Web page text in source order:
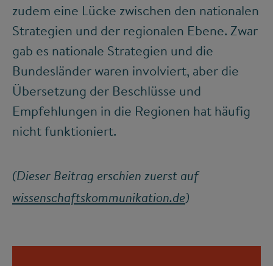
zudem eine Lücke zwischen den nationalen
Strategien und der regionalen Ebene. Zwar
gab es nationale Strategien und die
Bundesländer waren involviert, aber die
Übersetzung der Beschlüsse und
Empfehlungen in die Regionen hat häufig
nicht funktioniert.
(Dieser Beitrag erschien zuerst auf
wissenschaftskommunikation.de)